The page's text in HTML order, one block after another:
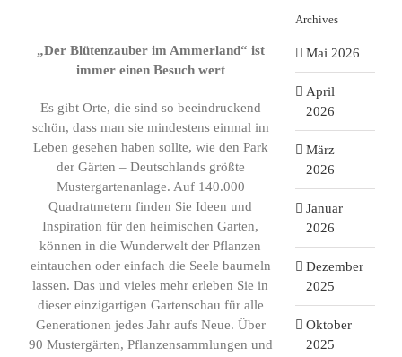
„Der Blütenzauber im Ammerland“ ist
immer einen Besuch wert
Es gibt Orte, die sind so beeindruckend
schön, dass man sie mindestens einmal im
Leben gesehen haben sollte, wie den Park
der Gärten – Deutschlands größte
Mustergartenanlage. Auf 140.000
Quadratmetern finden Sie Ideen und
Inspiration für den heimischen Garten,
können in die Wunderwelt der Pflanzen
eintauchen oder einfach die Seele baumeln
lassen. Das und vieles mehr erleben Sie in
dieser einzigartigen Gartenschau für alle
Generationen jedes Jahr aufs Neue. Über
90 Mustergärten, Pflanzensammlungen und
Archives
Mai 2026
April
2026
März
2026
Januar
2026
Dezember
2025
Oktober
2025